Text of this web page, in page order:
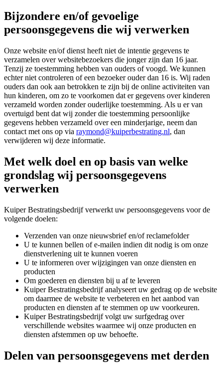
Bijzondere en/of gevoelige
persoonsgegevens die wij verwerken
Onze website en/of dienst heeft niet de intentie gegevens te
verzamelen over websitebezoekers die jonger zijn dan 16 jaar.
Tenzij ze toestemming hebben van ouders of voogd. We kunnen
echter niet controleren of een bezoeker ouder dan 16 is. Wij raden
ouders dan ook aan betrokken te zijn bij de online activiteiten van
hun kinderen, om zo te voorkomen dat er gegevens over kinderen
verzameld worden zonder ouderlijke toestemming. Als u er van
overtuigd bent dat wij zonder die toestemming persoonlijke
gegevens hebben verzameld over een minderjarige, neem dan
contact met ons op via raymond@kuiperbestrating.nl, dan
verwijderen wij deze informatie.
Met welk doel en op basis van welke
grondslag wij persoonsgegevens
verwerken
Kuiper Bestratingsbedrijf verwerkt uw persoonsgegevens voor de
volgende doelen:
Verzenden van onze nieuwsbrief en/of reclamefolder
U te kunnen bellen of e-mailen indien dit nodig is om onze
dienstverlening uit te kunnen voeren
U te informeren over wijzigingen van onze diensten en
producten
Om goederen en diensten bij u af te leveren
Kuiper Bestratingsbedrijf analyseert uw gedrag op de website
om daarmee de website te verbeteren en het aanbod van
producten en diensten af te stemmen op uw voorkeuren.
Kuiper Bestratingsbedrijf volgt uw surfgedrag over
verschillende websites waarmee wij onze producten en
diensten afstemmen op uw behoefte.
Delen van persoonsgegevens met derden